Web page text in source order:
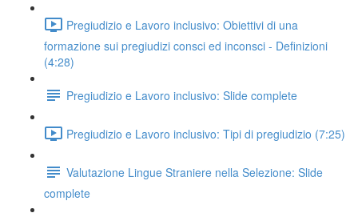
Pregiudizio e Lavoro inclusivo: Obiettivi di una
formazione sui pregiudizi consci ed inconsci - Definizioni
(4:28)
Pregiudizio e Lavoro inclusivo: Slide complete
Pregiudizio e Lavoro inclusivo: Tipi di pregiudizio (7:25)
Valutazione Lingue Straniere nella Selezione: Slide
complete